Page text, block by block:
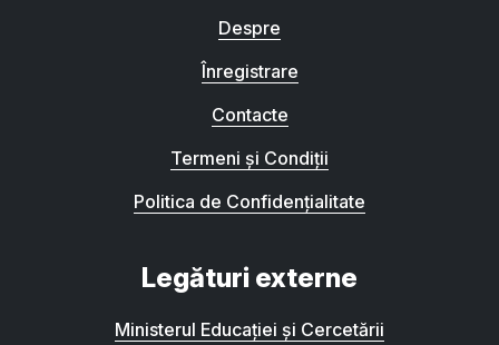
Despre
Înregistrare
Contacte
Termeni și Condiții
Politica de Confidențialitate
Legături externe
Ministerul Educației și Cercetării